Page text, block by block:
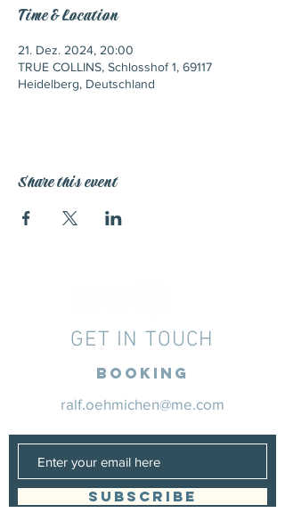
Time & Location
21. Dez. 2024, 20:00
TRUE COLLINS, Schlosshof 1, 69117
Heidelberg, Deutschland
Share this event
GET IN TOUCH
Booking
ralf.oehmichen@me.com
SUBSCRIBE